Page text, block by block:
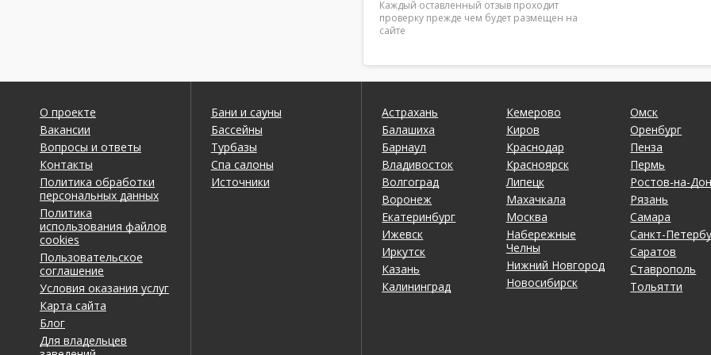
Каждый оставленный отзыв проходит
проверку прежде чем будет размещен на
сайте
О проекте
Вакансии
Вопросы и ответы
Контакты
Политика обработки
персональных данных
Политика
использования файлов
cookies
Пользовательское
соглашение
Условия оказания услуг
Карта сайта
Блог
Для владельцев
Бани и сауны
Бассейны
Турбазы
Спа салоны
Источники
Астрахань
Балашиха
Барнаул
Владивосток
Волгоград
Воронеж
Екатеринбург
Ижевск
Иркутск
Казань
Калининград
Кемерово
Киров
Краснодар
Красноярск
Липецк
Махачкала
Москва
Набережные
Челны
Нижний Новгород
Новосибирск
Омск
Оренбург
Пенза
Пермь
Ростов-на-
Рязань
Самара
Санкт-
Саратов
Ставрополь
Тольятти